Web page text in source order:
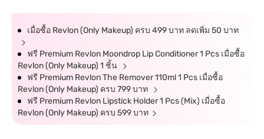
เมื่อซื้อ Revlon (Only Makeup) ครบ 499 บาท ลดเพิ่ม 50 บาท
ฟรี Premium Revlon Moondrop Lip Conditioner 1 Pcs เมื่อซื้อ
Revlon (Only Makeup) 1 ชิ้น
ฟรี Premium Revlon The Remover 110ml 1 Pcs เมื่อซื้อ
Revlon (Only Makeup) ครบ 799 บาท
ฟรี Premium Revlon Lipstick Holder 1 Pcs (Mix) เมื่อซื้อ
Revlon (Only Makeup) ครบ 599 บาท